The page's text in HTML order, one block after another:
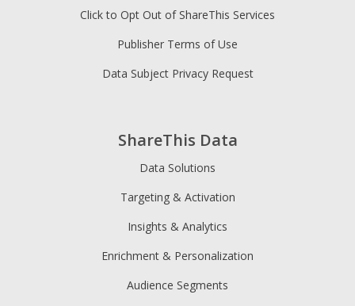
使用者的搜索意圖
ShareThis Data
Data Solutions
Targeting & Activation
Insights & Analytics
Enrichment & Personalization
Audience Segments
Click to Opt Out of ShareThis Services
Publisher Terms of Use
Data Subject Privacy Request